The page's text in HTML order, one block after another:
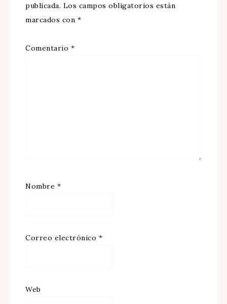
publicada. Los campos obligatorios están
marcados con *
Comentario *
Nombre *
Correo electrónico *
Web